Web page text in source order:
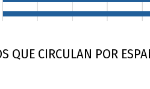
QUE CIRCULAN POR